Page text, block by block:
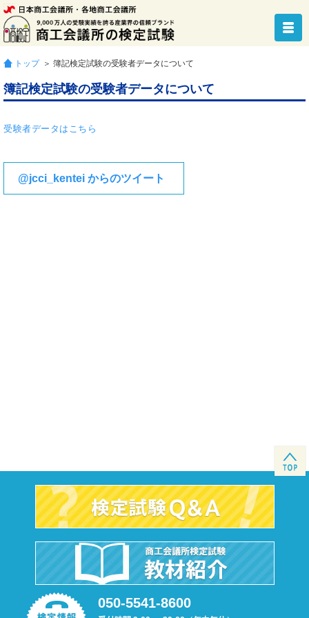
トップ ＞ 簿記検定試験の受験者データについて
簿記検定試験の受験者データについて
受験者データはこちら
@jcci_kentei からのツイート
050-5541-8600